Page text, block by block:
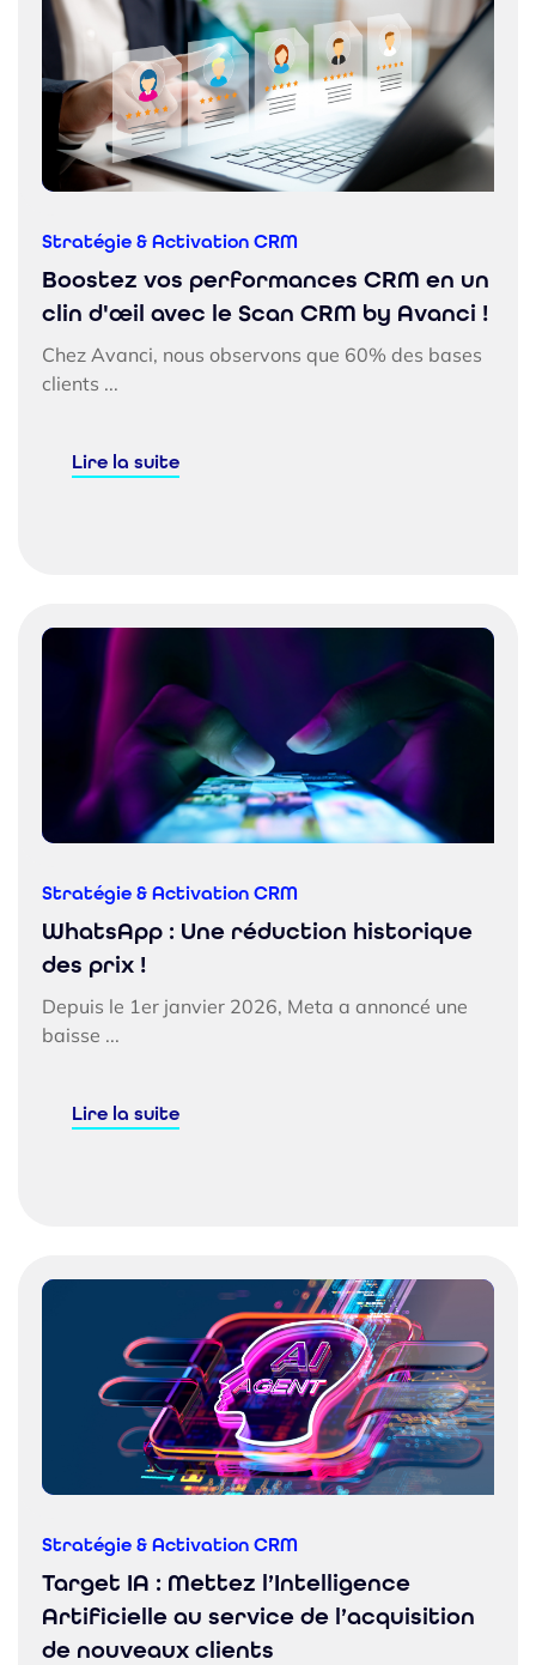
Stratégie & Activation CRM
Boostez vos performances CRM en un
clin d'œil avec le Scan CRM by Avanci !
Chez Avanci, nous observons que 60% des bases
clients ...
Lire la suite
Stratégie & Activation CRM
WhatsApp : Une réduction historique
des prix !
Depuis le 1er janvier 2026, Meta a annoncé une
baisse ...
Lire la suite
Stratégie & Activation CRM
Target IA : Mettez l’Intelligence
Artificielle au service de l’acquisition
de nouveaux clients